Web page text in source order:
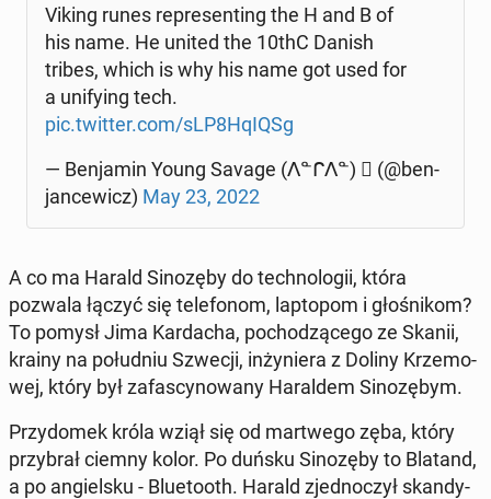
Viking runes re­pre­sen­ting the H and B of
his name. He united the 10thC Danish
tribes, which is why his name got used for
a uni­fy­ing tech.
pic.twitter.com/sLP8HqIQSg
— Ben­ja­min Young Savage (ᐱᓐᒋᐱᓐ)  (@ben­
jan­ce­wicz) May 23, 2022
A co ma Harald Si­no­zę­by do tech­no­lo­gii, która
pozwala łączyć się te­le­fo­nom, lap­to­pom i gło­śni­kom?
To pomysł Jima Kar­da­cha, po­cho­dzą­ce­go ze Skanii,
krainy na po­łu­dniu Szwecji, in­ży­nie­ra z Doliny Krze­mo­
wej, który był za­fa­scy­no­wa­ny Ha­ral­dem Si­no­zę­bym.
Przy­do­mek króla wziął się od mar­twe­go zęba, który
przy­brał ciemny kolor. Po duńsku Si­no­zę­by to Blatand,
a po an­giel­sku - Blu­eto­oth. Harald zjed­no­czył skan­dy­